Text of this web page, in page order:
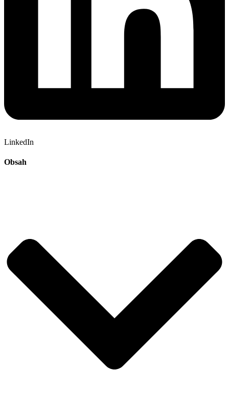
LinkedIn
Obsah